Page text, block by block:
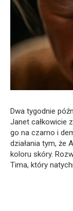
Dwa tygodnie
Janet całkowicie
go na czarno i
działania tym, że
koloru skóry.
Tima, który